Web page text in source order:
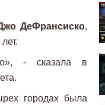
ДеФрансиско,
- сказала в
городах была